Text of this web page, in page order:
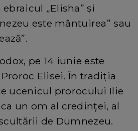
„Elisha” și
este mântuirea” sau
pe 14 iunie este
Elisei. În tradiția
ucenicul prorocului Ilie
un om al credinței, al
de Dumnezeu.